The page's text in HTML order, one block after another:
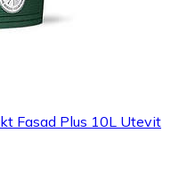
Fasad Plus 10L Utevit